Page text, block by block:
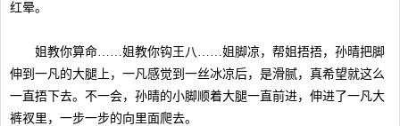
红晕。
姐教你算命……姐教你钩王八……姐脚凉，帮姐捂捂，孙晴把脚
伸到一凡的大腿上，一凡感觉到一丝冰凉后，是滑腻，真希望就这么
一直捂下去。不一会，孙晴的小脚顺着大腿一直前进，伸进了一凡大
裤衩里，一步一步的向里面爬去。